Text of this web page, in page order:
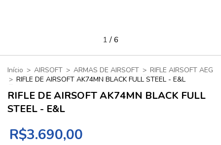
1/6
Início > AIRSOFT > ARMAS DE AIRSOFT > RIFLE AIRSOFT AEG
> RIFLE DE AIRSOFT AK74MN BLACK FULL STEEL - E&L
RIFLE DE AIRSOFT AK74MN BLACK FULL
STEEL - E&L
R$3.690,00